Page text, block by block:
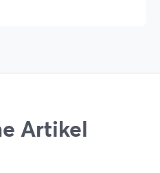
Artikel